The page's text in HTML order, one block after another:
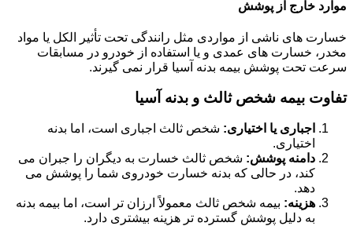
موارد خارج از پوشش
خسارت های ناشی از مواردی مثل رانندگی تحت تأثیر الکل یا مواد
مخدر، خسارت های عمدی و یا استفاده از خودرو در مسابقات
سرعت تحت پوشش بیمه بدنه آسیا قرار نمی گیرند.
تفاوت بیمه شخص ثالث و بدنه آسیا
اجباری یا اختیاری: شخص ثالث اجباری است، اما بدنه
اختیاری.
دامنه پوشش: شخص ثالث خسارت به دیگران را جبران می
کند، در حالی که بدنه خسارت خودروی شما را پوشش می
دهد.
هزینه: بیمه شخص ثالث معمولاً ارزان تر است، اما بیمه بدنه
به دلیل پوشش گسترده تر هزینه بیشتری دارد.